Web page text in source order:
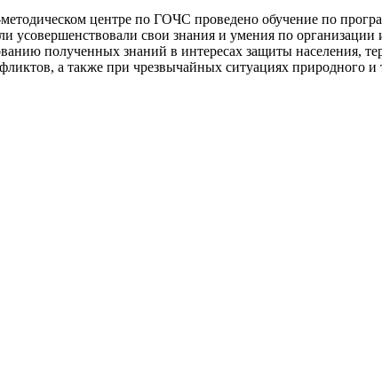
центре по ГОЧС проведено обучение по
усовершенствовали свои знания и умения по
полученных знаний в интересах защиты
а также при чрезвычайных ситуациях природного и